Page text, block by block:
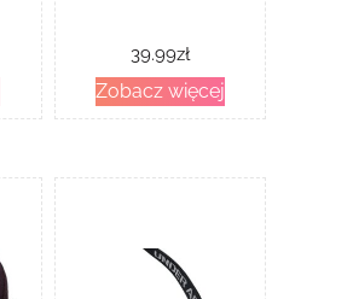
39.99zł
Zobacz więcej